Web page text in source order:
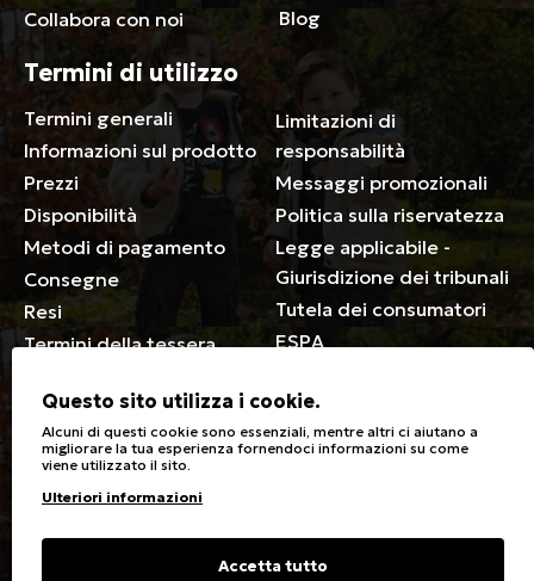
Collabora con noi
Blog
Termini di utilizzo
Termini generali
Informazioni sul prodotto
Prezzi
Disponibilità
Metodi di pagamento
Consegne
Resi
Termini della tessera
Limitazioni di
responsabilità
Messaggi promozionali
Politica sulla riservatezza
Legge applicabile -
Giurisdizione dei tribunali
Tutela dei consumatori
ESPA
Generale
Negozi
Sconti speciali per disabili
Carte regalo
stiratura
Tipi di tessuto e cura
Questo sito utilizza i cookie.
Alcuni di questi cookie sono essenziali, mentre altri ci aiutano a
migliorare la tua esperienza fornendoci informazioni su come
viene utilizzato il sito.
Ulteriori informazioni
Accetta tutto